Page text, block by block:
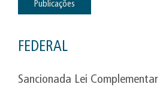
Publicações
FEDERAL
Sancionada Lei